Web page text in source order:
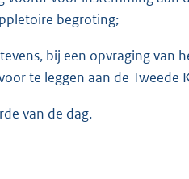
begroting;
bij een opvraging
te leggen aan de Tweede
van de dag.